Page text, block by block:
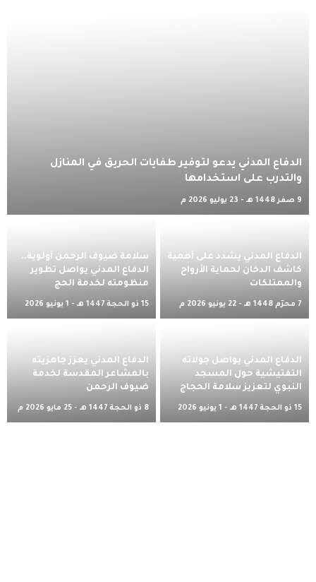
الدفاع المدني يدعو لتوفير طفايات الحريق في المنازل
والتدرب على استخدامها
9 صفر 1448 هـ - 23 يوليو 2026 م
الدفاع المدني يشدد على أهمية
كاشف الدخان لحماية الأرواح
والممتلكات
7 محرّم 1448 هـ - 22 يونيو 2026 م
سلامة ضيوف الرحمن أولوية..
الدفاع المدني يواصل تطوير
منظومته لخدمة الحج
15 ذو الحجة 1447 هـ - 1 يونيو 2026
الدفاع المدني يواصل جولاته
التفتيشية حول المسجد
النبوي لتعزيز سلامة الحجاج
15 ذو الحجة 1447 هـ - 1 يونيو 2026
الدفاع المدني يعزز جاهزيته
بالمشاعر المقدسة لخدمة
ضيوف الرحمن
8 ذو الحجة 1447 هـ - 25 مايو 2026 م